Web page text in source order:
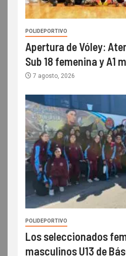
POLIDEPORTIVO
Apertura de Vóley:
Sub 18 femenina y A1
7 agosto, 2026
POLIDEPORTIVO
Los seleccionados
masculinos U13 de